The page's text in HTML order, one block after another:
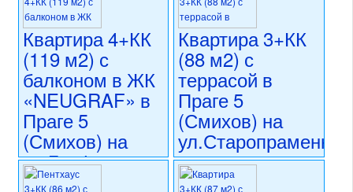
раздел: квартиры
состояние: новостройка
номер объекта:20601
состояние: после
реконструкции
номер объекта:20585
Квартира 4+КК
(119 м2) с
балконом в ЖК
«NEUGRAF» в
Праге 5
(Смихов) на
ул.Графицка
26 900 000 CZK
Квартира 3+КК
(88 м2) с
террасой в
Праге 5
(Смихов) на
ул.Старопраменна
20 346 500 CZK
регион:Прага 5